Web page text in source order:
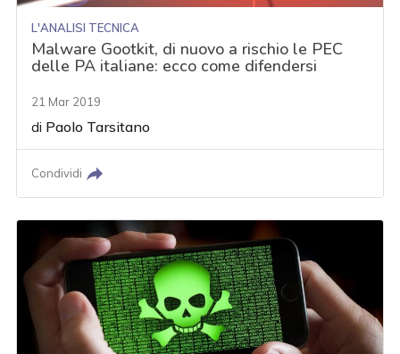
L'ANALISI TECNICA
Malware Gootkit, di nuovo a rischio le PEC
delle PA italiane: ecco come difendersi
21 Mar 2019
di Paolo Tarsitano
Condividi